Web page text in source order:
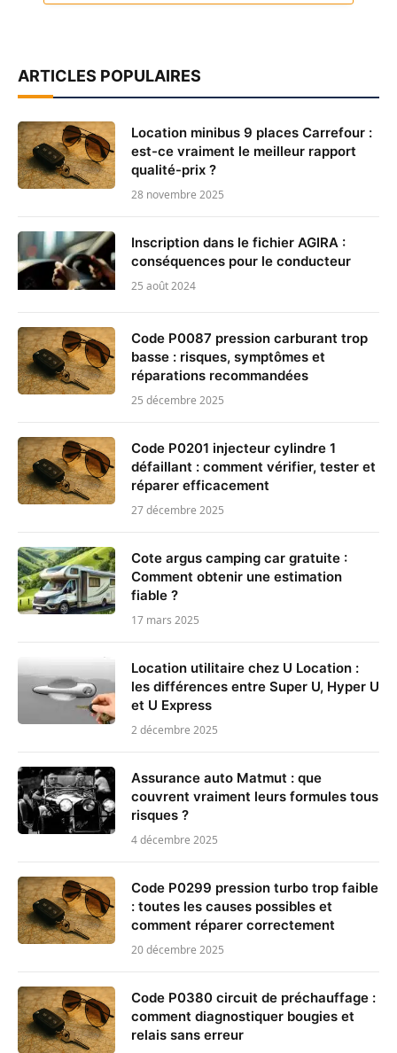
ARTICLES POPULAIRES
Location minibus 9 places Carrefour :
est-ce vraiment le meilleur rapport
qualité-prix ?
28 novembre 2025
Inscription dans le fichier AGIRA :
conséquences pour le conducteur
25 août 2024
Code P0087 pression carburant trop
basse : risques, symptômes et
réparations recommandées
25 décembre 2025
Code P0201 injecteur cylindre 1
défaillant : comment vérifier, tester et
réparer efficacement
27 décembre 2025
Cote argus camping car gratuite :
Comment obtenir une estimation
fiable ?
17 mars 2025
Location utilitaire chez U Location :
les différences entre Super U, Hyper U
et U Express
2 décembre 2025
Assurance auto Matmut : que
couvrent vraiment leurs formules tous
risques ?
4 décembre 2025
Code P0299 pression turbo trop faible
: toutes les causes possibles et
comment réparer correctement
20 décembre 2025
Code P0380 circuit de préchauffage :
comment diagnostiquer bougies et
relais sans erreur